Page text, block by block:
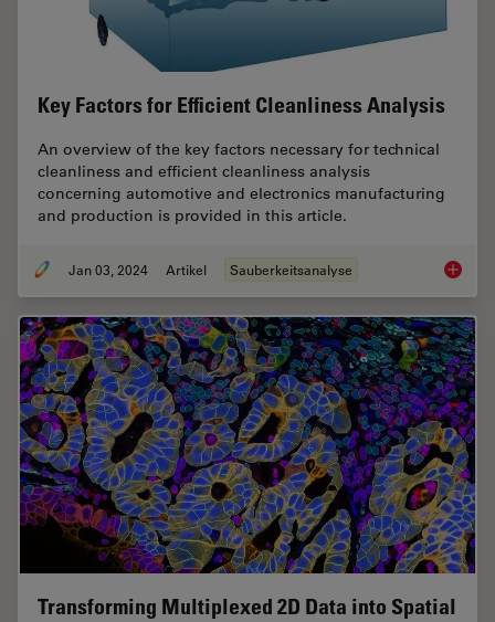
Key Factors for Efficient Cleanliness Analysis
An overview of the key factors necessary for technical
cleanliness and efficient cleanliness analysis
concerning automotive and electronics manufacturing
and production is provided in this article.
Jan 03, 2024 Artikel Sauberkeitsanalyse Key
Transforming Multiplexed 2D Data into Spatial